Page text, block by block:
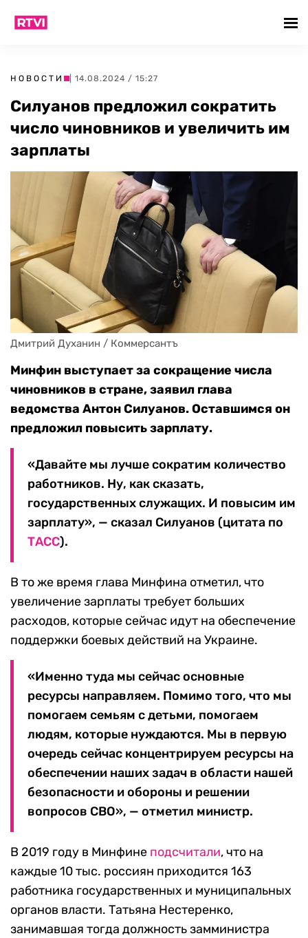
НОВОСТИ | 14.08.2024 / 15:27
Силуанов предложил сократить
число чиновников и увеличить им
зарплаты
Дмитрий Духанин / Коммерсантъ
Минфин выступает за сокращение числа
чиновников в стране, заявил глава
ведомства Антон Силуанов. Оставшимся он
предложил повысить зарплату.
«Давайте мы лучше сократим количество
работников. Ну, как сказать,
государственных служащих. И повысим им
зарплату», — сказал Силуанов (цитата по
ТАСС).
В то же время глава Минфина отметил, что
увеличение зарплаты требует больших
расходов, которые сейчас идут на обеспечение
поддержки боевых действий на Украине.
«Именно туда мы сейчас основные
ресурсы направляем. Помимо того, что мы
помогаем семьям с детьми, помогаем
людям, которые нуждаются. Мы в первую
очередь сейчас концентрируем ресурсы на
обеспечении наших задач в области нашей
безопасности и обороны и решении
вопросов СВО», — отметил министр.
В 2019 году в Минфине подсчитали, что на
каждые 10 тыс. россиян приходится 163
работника государственных и муниципальных
органов власти. Татьяна Нестеренко,
занимавшая тогда должность замминистра